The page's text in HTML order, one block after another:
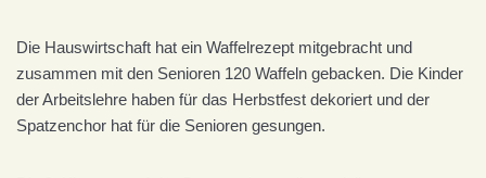
Die Hauswirtschaft hat ein Waffelrezept mitgebracht und
zusammen mit den Senioren 120 Waffeln gebacken. Die Kinder
der Arbeitslehre haben für das Herbstfest dekoriert und der
Spatzenchor hat für die Senioren gesungen.